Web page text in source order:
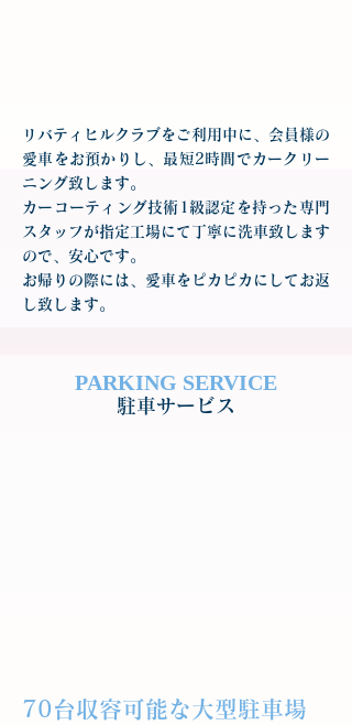
リバティヒルクラブをご利用中に、会員様の
愛車をお預かりし、最短2時間でカークリー
ニング致します。
カーコーティング技術1級認定を持った専門
スタッフが指定工場にて丁寧に洗車致します
ので、安心です。
お帰りの際には、愛車をピカピカにしてお返
し致します。
PARKING SERVICE
駐車サービス
70台収容可能な大型駐車場